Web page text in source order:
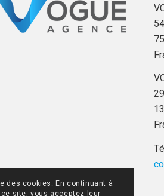
des cookies. En continuant à
site, vous acceptez leur